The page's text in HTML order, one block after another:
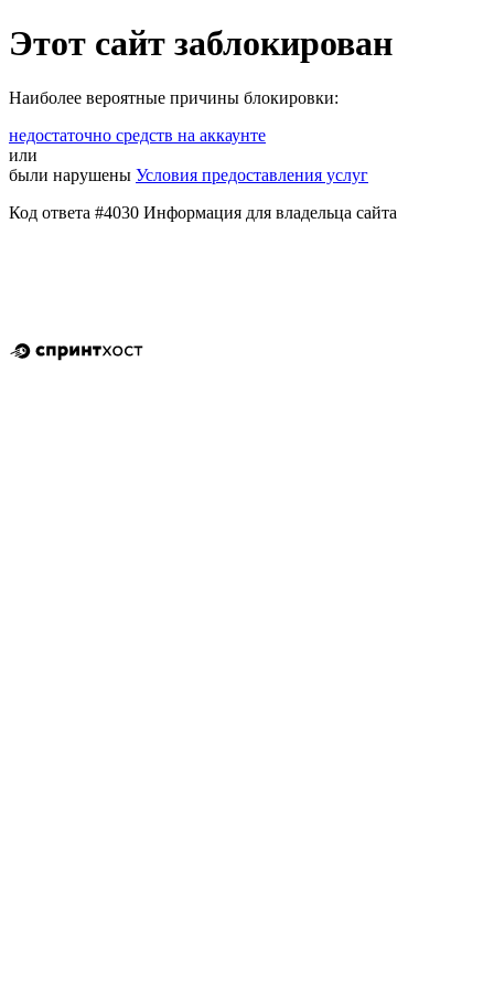
Этот сайт заблокирован
Наиболее вероятные причины блокировки:
недостаточно средств на аккаунте
или
были нарушены Условия предоставления услуг
Код ответа #4030 Информация для владельца сайта